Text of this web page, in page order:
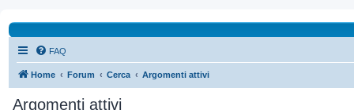
FAQ
Home Forum Cerca Argomenti attivi
Argomenti attivi